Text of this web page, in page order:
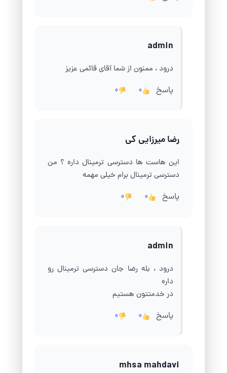
admin
درود ، ممنون از شما آقای قائمی عزیز
پاسخ 0
0
رضا میرزایی کی
این هاست ها دسترسی ترمینال داره ؟ من
دسترسی ترمینال برام خیلی مهمه
پاسخ 0
0
admin
درود ، بله رضا جان دسترسی ترمینال رو
داره
در خدمتتون هستیم
پاسخ 0
0
mhsa mahdavi